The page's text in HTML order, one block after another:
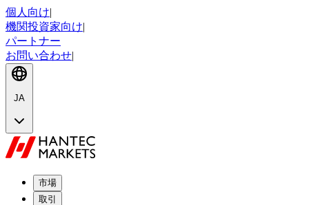
個人向け|
機関投資家向け|
パートナー
お問い合わせ|
JA
市場
取引